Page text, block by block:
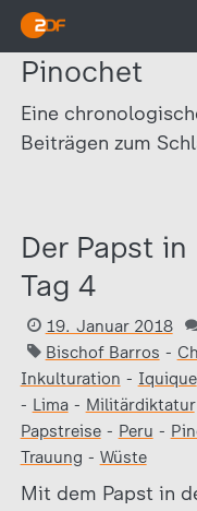
Pinochet
Eine
Beiträgen zum
Der Papst
Tag 4
19. Januar 2018
Bischof Barros -
Inkulturation - Iquique
- Lima- Militärdiktatur
Papstreise- Peru -
Trauung - Wüste
Mit dem Papst in